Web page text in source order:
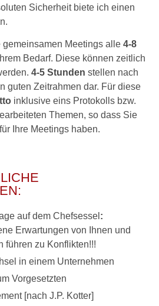
Sicherheit biete ich einen
Meetings alle 4-8
Bedarf. Diese können zeitlich
4-5 Stunden stellen nach
guten Zeitrahmen dar. Für diese
inklusive eins Protokolls bzw.
Themen, so dass Sie
Ihre Meetings haben.
auf dem Chefsessel :
Erwartungen von Ihnen und
führen zu Konflikten!!!
in einem Unternehmen
Vorgesetzten
[nach J.P. Kotter]